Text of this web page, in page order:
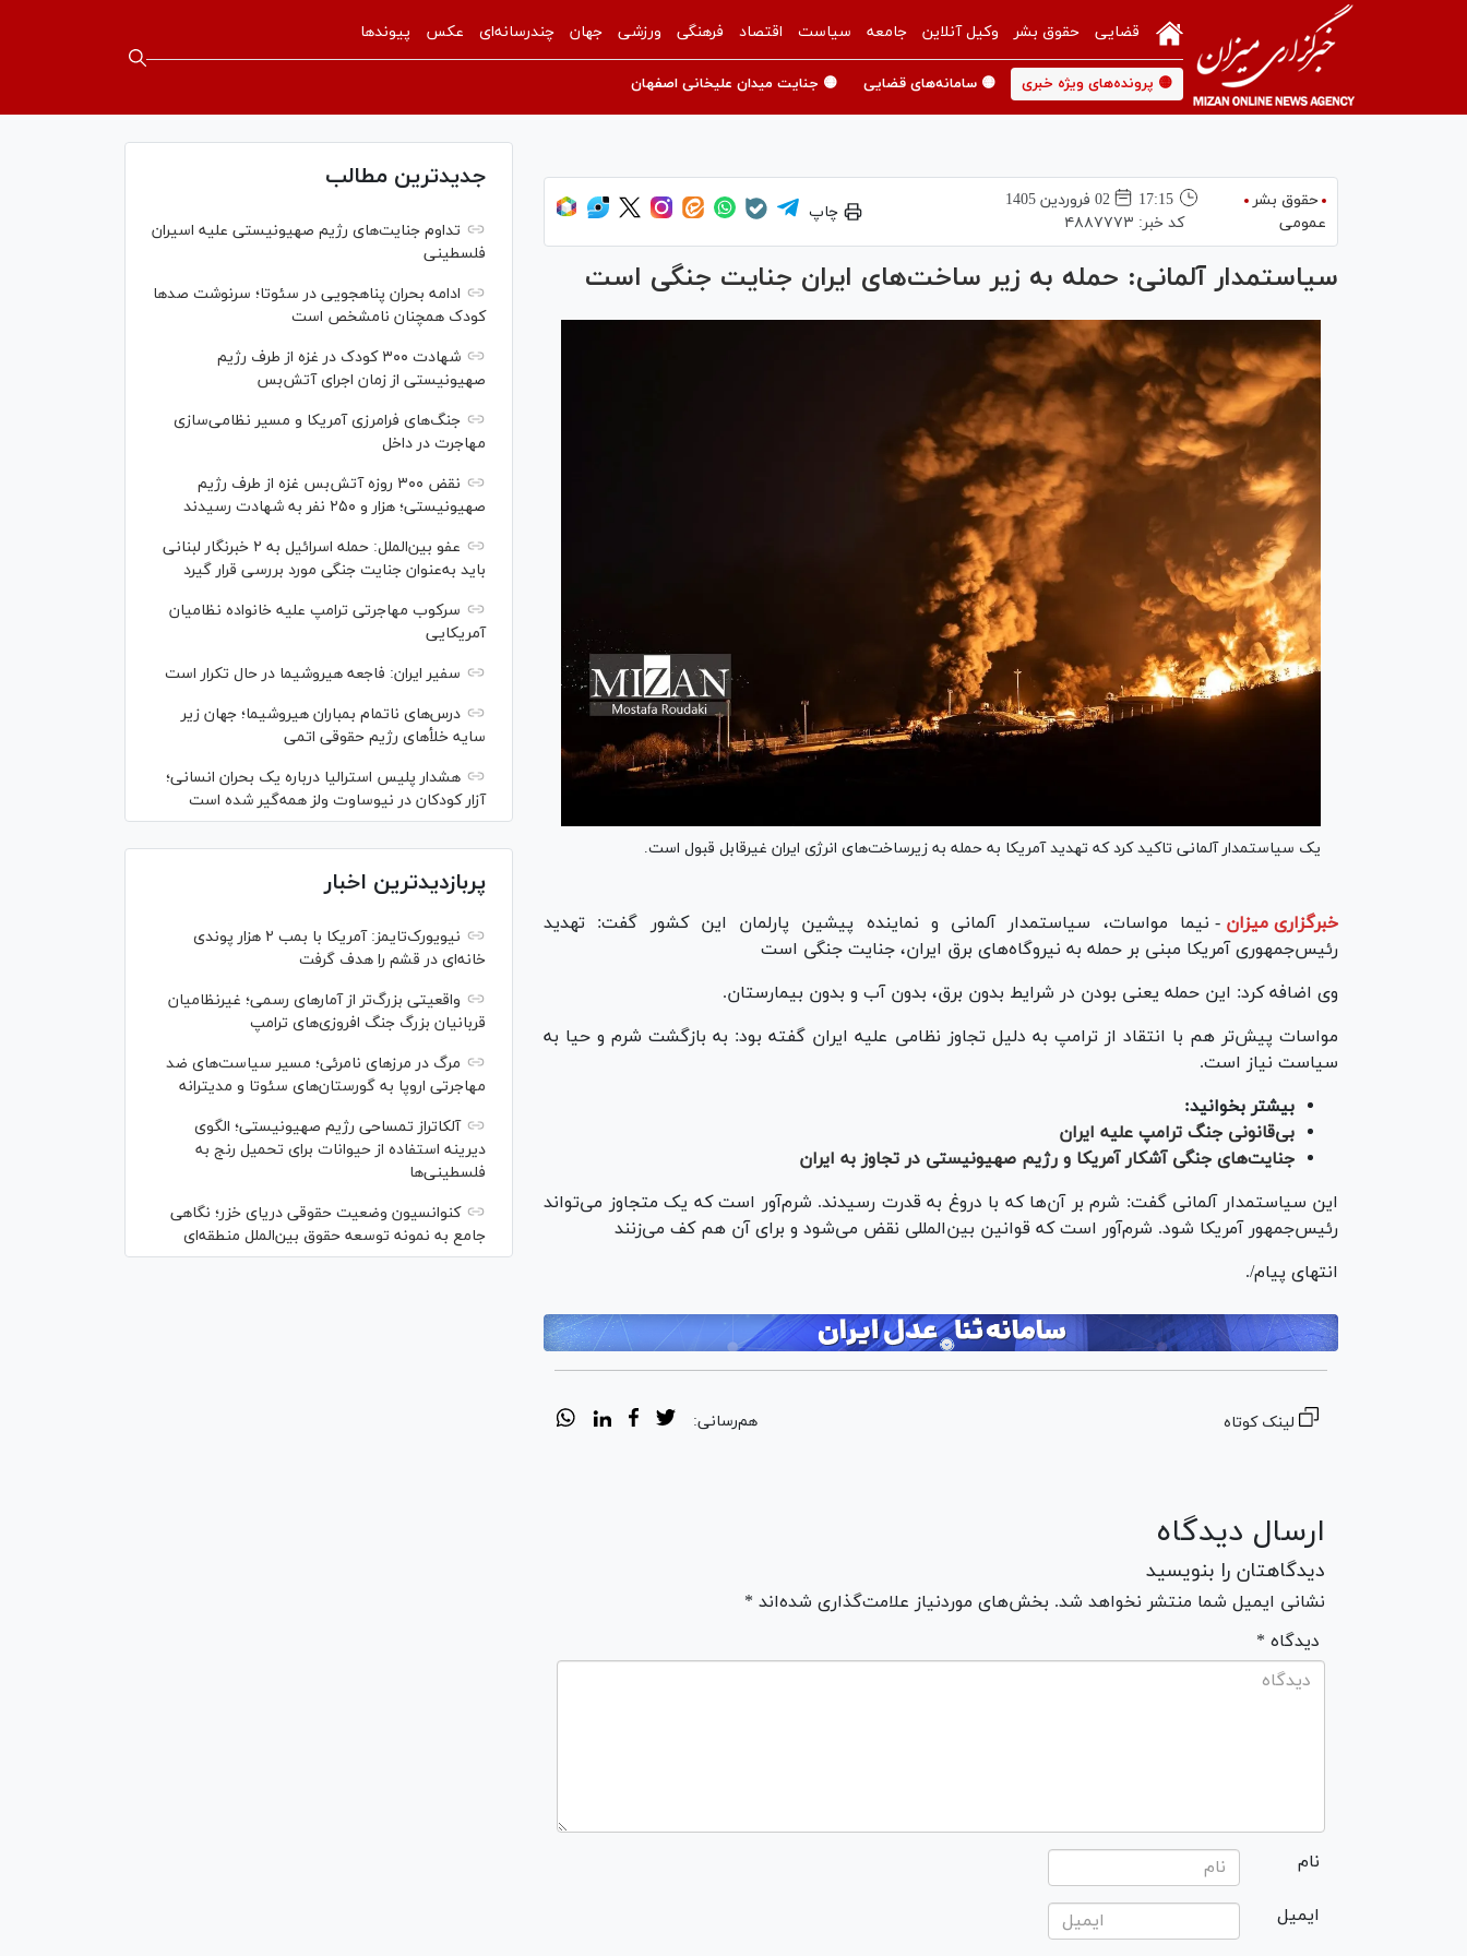
قضایی حقوق بشر وکیل آنلاین جامعه سیاست اقتصاد فرهنگی ورزشی جهان چندرسانه‌ای عکس پیوندها
🟡 پرونده‌های ویژه خبری 🟡 سامانه‌های قضایی 🟡 جنایت میدان علیخانی اصفهان
حقوق بشر
عمومی
17:15
02 فروردين 1405
کد خبر: ۴۸۸۷۷۷۳
چاپ
سیاستمدار آلمانی: حمله به زیر ساخت‌های ایران جنایت جنگی است
یک سیاستمدار آلمانی تاکید کرد که تهدید آمریکا به حمله به زیرساخت‌های انرژی ایران غیرقابل قبول است.
خبرگزاری میزان - نیما مواسات، سیاستمدار آلمانی و نماینده پیشین پارلمان این کشور گفت: تهدید
رئیس‌جمهوری آمریکا مبنی بر حمله به نیروگاه‌های برق ایران، جنایت جنگی است
وی اضافه کرد: این حمله یعنی بودن در شرایط بدون برق، بدون آب و بدون بیمارستان.
مواسات پیش‌تر هم با انتقاد از ترامپ به دلیل تجاوز نظامی علیه ایران گفته بود: به بازگشت شرم و حیا به
سیاست نیاز است.
بیشتر بخوانید:
بی‌قانونی جنگ ترامپ علیه ایران
جنایت‌های جنگی آشکار آمریکا و رژیم صهیونیستی در تجاوز به ایران
این سیاستمدار آلمانی گفت: شرم بر آن‌ها که با دروغ به قدرت رسیدند. شرم‌آور است که یک متجاوز می‌تواند
رئیس‌جمهور آمریکا شود. شرم‌آور است که قوانین بین‌المللی نقض می‌شود و برای آن هم کف می‌زنند
انتهای پیام/.
لینک کوتاه هم‌رسانی:
ارسال دیدگاه
دیدگاهتان را بنویسید
نشانی ایمیل شما منتشر نخواهد شد. بخش‌های موردنیاز علامت‌گذاری شده‌اند *
* دیدگاه
نام
ایمیل
جدیدترین مطالب
تداوم جنایت‌های رژیم صهیونیستی علیه اسیران
فلسطینی
ادامه بحران پناهجویی در سئوتا؛ سرنوشت صدها
کودک همچنان نامشخص است
شهادت ۳۰۰ کودک در غزه از طرف رژیم
صهیونیستی از زمان اجرای آتش‌بس
جنگ‌های فرامرزی آمریکا و مسیر نظامی‌سازی
مهاجرت در داخل
نقض ۳۰۰ روزه آتش‌بس غزه از طرف رژیم
صهیونیستی؛ هزار و ۲۵۰ نفر به شهادت رسیدند
عفو بین‌الملل: حمله اسرائیل به ۲ خبرنگار لبنانی
باید به‌عنوان جنایت جنگی مورد بررسی قرار گیرد
سرکوب مهاجرتی ترامپ علیه خانواده نظامیان
آمریکایی
سفیر ایران: فاجعه هیروشیما در حال تکرار است
درس‌های ناتمام بمباران هیروشیما؛ جهان زیر
سایه خلأ‌های رژیم حقوقی اتمی
هشدار پلیس استرالیا درباره یک بحران انسانی؛
آزار کودکان در نیوساوت ولز همه‌گیر شده است
پربازدیدترین اخبار
نیویورک‌تایمز: آمریکا با بمب ۲ هزار پوندی
خانه‌ای در قشم را هدف گرفت
واقعیتی بزرگ‌تر از آمار‌های رسمی؛ غیرنظامیان
قربانیان بزرگ جنگ افروزی‌های ترامپ
مرگ در مرز‌های نامرئی؛ مسیر سیاست‌های ضد
مهاجرتی اروپا به گورستان‌های سئوتا و مدیترانه
آلکاتراز تمساحی رژیم صهیونیستی؛ الگوی
دیرینه استفاده از حیوانات برای تحمیل رنج به
فلسطینی‌ها
کنوانسیون وضعیت حقوقی دریای خزر؛ نگاهی
جامع به نمونه توسعه حقوق بین‌الملل منطقه‌ای